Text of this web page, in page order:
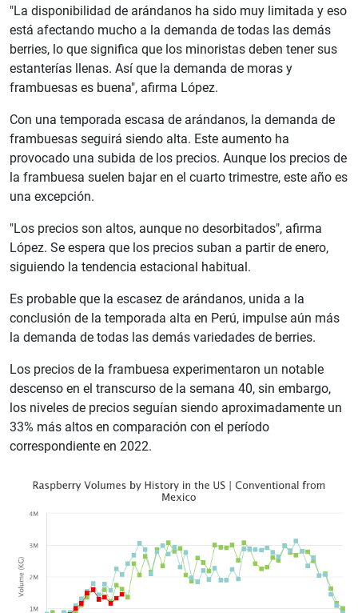
"La disponibilidad de arándanos ha sido muy limitada y eso
está afectando mucho a la demanda de todas las demás
berries, lo que significa que los minoristas deben tener sus
estanterías llenas. Así que la demanda de moras y
frambuesas es buena", afirma López.
Con una temporada escasa de arándanos, la demanda de
frambuesas seguirá siendo alta. Este aumento ha
provocado una subida de los precios. Aunque los precios de
la frambuesa suelen bajar en el cuarto trimestre, este año es
una excepción.
"Los precios son altos, aunque no desorbitados", afirma
López. Se espera que los precios suban a partir de enero,
siguiendo la tendencia estacional habitual.
Es probable que la escasez de arándanos, unida a la
conclusión de la temporada alta en Perú, impulse aún más
la demanda de todas las demás variedades de berries.
Los precios de la frambuesa experimentaron un notable
descenso en el transcurso de la semana 40, sin embargo,
los niveles de precios seguían siendo aproximadamente un
33% más altos en comparación con el período
correspondiente en 2022.